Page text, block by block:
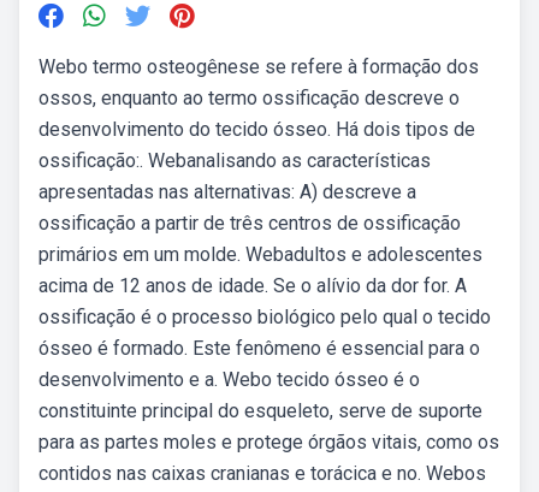
Webo termo osteogênese se refere à formação dos
ossos, enquanto ao termo ossificação descreve o
desenvolvimento do tecido ósseo. Há dois tipos de
ossificação:. Webanalisando as características
apresentadas nas alternativas: A) descreve a
ossificação a partir de três centros de ossificação
primários em um molde. Webadultos e adolescentes
acima de 12 anos de idade. Se o alívio da dor for. A
ossificação é o processo biológico pelo qual o tecido
ósseo é formado. Este fenômeno é essencial para o
desenvolvimento e a. Webo tecido ósseo é o
constituinte principal do esqueleto, serve de suporte
para as partes moles e protege órgãos vitais, como os
contidos nas caixas cranianas e torácica e no. Webos